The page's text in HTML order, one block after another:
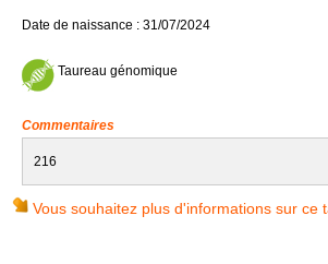
Date de naissance : 31/07/2024
Taureau génomique
Commentaires
216
Vous souhaitez plus d'informations sur ce